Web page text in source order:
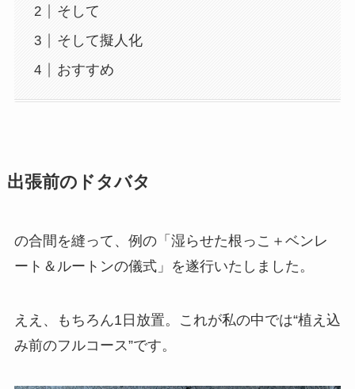
そして
そして擬人化
おすすめ
出張前のドタバタ
の合間を縫って、例の「湿らせた根っこ＋ベンレ
ート＆ルートンの儀式」を遂行いたしました。
ええ、もちろん1日放置。これが私の中では“植え込
み前のフルコース”です。